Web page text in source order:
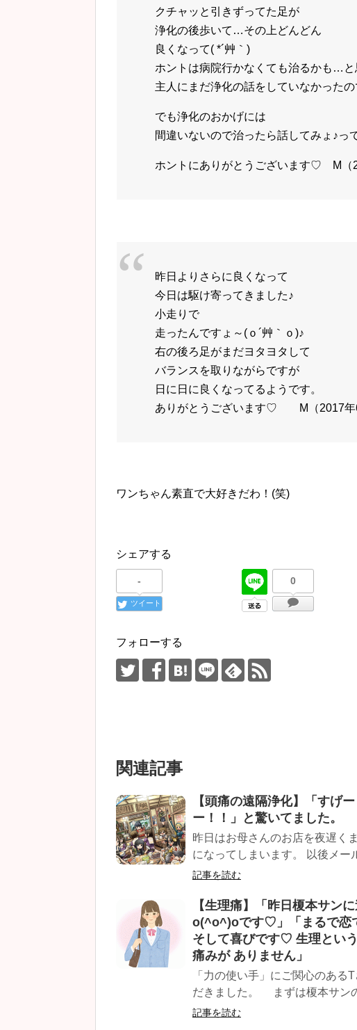
クチャッと引きずってた足が
浄化の後歩いて…その上どんどん
良くなって( *´艸｀)
ホントは病院行かなくても治るかも…
主人にまだ浄化の話をしていなかった
でも浄化のおかげには
間違いないので治ったら話してみょ♪っ
ホントにありがとうございます♡ M（
昨日よりさらに良くなって
今日は駆け寄ってきました♪
小走りで
走ったんですょ～(ｏ´艸｀ｏ)♪
右の後ろ足がまだヨタヨタして
バランスを取りながらですが
日に日に良くなってるようです。
ありがとうございます♡ M（2017年6
ワンちゃん素直で大好きだわ！(笑)
シェアする
-
ツイート
0
フォローする
関連記事
【頭痛の遠隔浄化】「すげ
ー！！」と驚いてました。
昨日はお母さんのお店を夜遅く
になってしまいます。 以後メー
記事を読む
【生理痛】「昨日榎本サン
o(^o^)oです♡」「まるで恋
そして喜びです♡ 生理とい
痛みが ありません」
「力の使い手」にご関心のある
だきました。 まずは榎本サン
記事を読む